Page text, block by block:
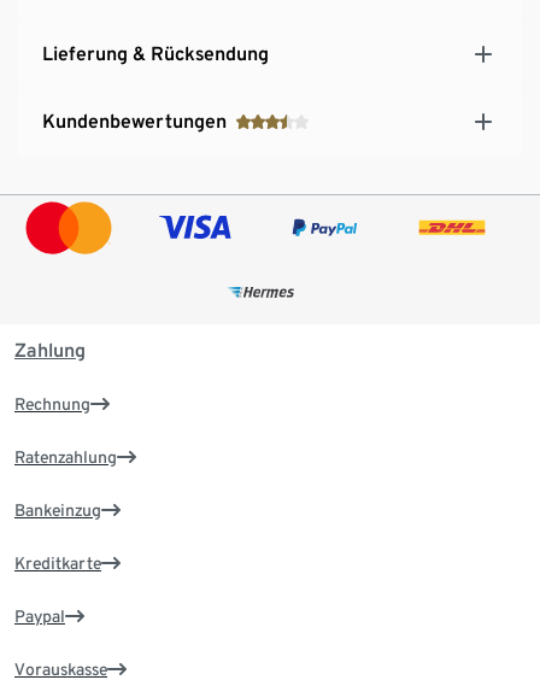
Lieferung & Rücksendung
Kundenbewertungen
Zahlung
Rechnung
Ratenzahlung
Bankeinzug
Kreditkarte
Paypal
Vorauskasse